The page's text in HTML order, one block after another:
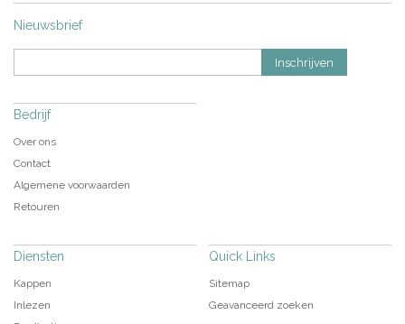
Nieuwsbrief
Inschrijven
Bedrijf
Over ons
Contact
Algemene voorwaarden
Retouren
Diensten
Kappen
Inlezen
Quick Links
Sitemap
Geavanceerd zoeken